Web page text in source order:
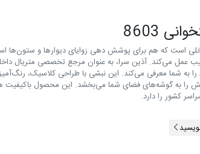
است که هم برای پوشش دهی زوایای دیوارها و ستون‌ها
عمل می‌کند. آذین سرا، به عنوان مرجع تخصصی متریال
افتخار نبشی ۵ سانت پتینه استخوانی ۸۶۰۳ را به شما معرفی می‌کند. این نبشی با طراحی
را به گوشه‌های فضای شما می‌بخشد. این محصول باکیفیت
کشور را دارد.
نویسید